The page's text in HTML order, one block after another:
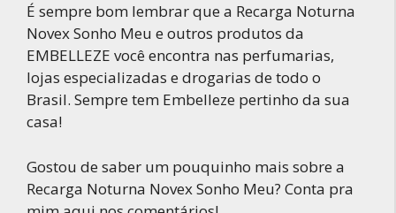
É sempre bom lembrar que a Recarga Noturna
Novex Sonho Meu e outros produtos da
EMBELLEZE você encontra nas perfumarias,
lojas especializadas e drogarias de todo o
Brasil. Sempre tem Embelleze pertinho da sua
casa!
Gostou de saber um pouquinho mais sobre a
Recarga Noturna Novex Sonho Meu? Conta pra